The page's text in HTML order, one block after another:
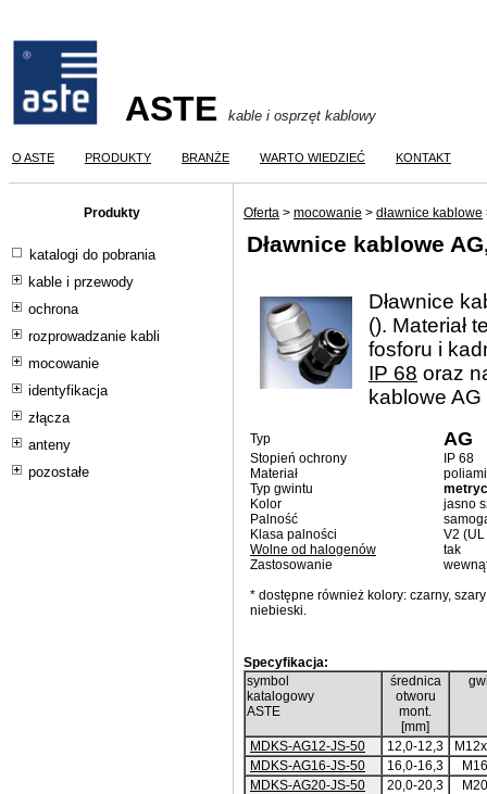
ASTE kable i osprzęt kablowy
O ASTE PRODUKTY BRANŻE WARTO WIEDZIEĆ KONTAKT
Produkty
katalogi do pobrania
kable i przewody
ochrona
rozprowadzanie kabli
mocowanie
identyfikacja
złącza
anteny
pozostałe
Oferta > mocowanie > dławnice kablowe
Dławnice kablowe
Dławnice
(). Materiał
fosforu i
IP 68 oraz
kablowe
Typ AG
Stopień ochrony
IP 68
Materiał
Typ gwintu
Kolor
jasno
Palność
Klasa palności
V2
Wolne od halogenów
tak
Zastosowanie
* dostępne również kolory: czarny,
niebieski.
Specyfikacja:
symbol
katalogowy
ASTE
średnica
otworu
mont.
[mm]
MDKS-AG12-JS-50 12,0-12,3
MDKS-AG16-JS-50
16,0-16,3
MDKS-AG20-JS-50
20,0-20,3